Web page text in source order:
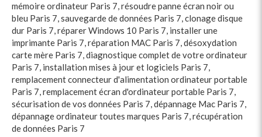
mémoire ordinateur Paris 7,résoudre panne écran noir ou
bleu Paris 7,sauvegarde de données Paris 7,clonage disque
dur Paris 7,réparer Windows 10 Paris 7, installer une
imprimante Paris 7,réparation MAC Paris 7,désoxydation
carte mère Paris 7,diagnostique complet de votre ordinateur
Paris 7, installation mises à jour et logiciels Paris 7,
remplacement connecteur d'alimentation ordinateur portable
Paris 7,remplacement écran d'ordinateur portable Paris 7,
sécurisation de vos données Paris 7,dépannage Mac Paris 7,
dépannage ordinateur toutes marques Paris 7,récupération
de données Paris 7